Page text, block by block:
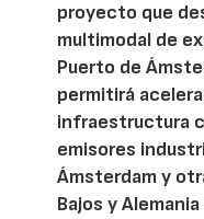
proyecto que
multimodal de
Puerto de
permitirá
infraestructura
emisores
Ámsterdam y
Bajos y